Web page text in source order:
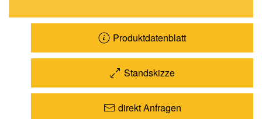
Produktdatenblatt
Standskizze
direkt Anfragen